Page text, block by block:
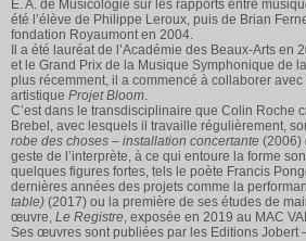
E. A. de Musicologie sur les rapports entre
été l’élève de Philippe Leroux, puis de Brian
fondation Royaumont en 2004.
Il a été lauréat de l’Académie des Beaux-Arts
et le Grand Prix de la Musique Symphonique de
plus récemment, il a commencé à collaborer
artistique Projet Bloom.
C’est dans le transdisciplinaire que Colin Roche
Brebel, avec lesquels il travaille régulièrement,
robe des choses – installation concertante (2006)
geste de l’interprète, à ce qui entoure la forme
quelques figures fortes, tels le poète Francis
dernières années des projets comme la
table) (2017) ou la première de ses études de
œuvre, Le Registre, exposée en 2019 au MAC
Ses œuvres sont publiées par les Editions Jobert